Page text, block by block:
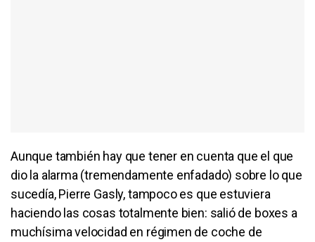
Aunque también hay que tener en cuenta que el que
dio la alarma (tremendamente enfadado) sobre lo que
sucedía, Pierre Gasly, tampoco es que estuviera
haciendo las cosas totalmente bien: salió de boxes a
muchísima velocidad en régimen de coche de